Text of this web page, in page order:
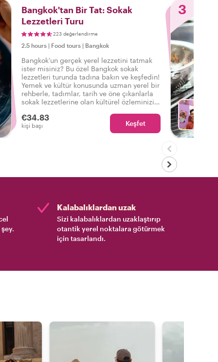
Bangkok'tan Bir Tat: Sokak
Lezzetleri Turu
223 değerlendirme
2.5 hours | Food tours | Bangkok
Bangkok'un gerçek yerel lezzetini tatmak
ister misiniz? Bu özel Bangkok sokak
lezzetleri turunda tadına bakın ve keşfedin!
Yemek ve kültür konusunda uzman yerel bir
rehberle, tadımlar, tarih ve öne çıkanlarla
sokak lezzetlerine olan kültürel özleminizi
€34.83
kişi başı Keşfet
3
Kalabalıklardan uzak
Sizi kalabalıklardan uzaklaştırıp
otantik yerel noktalara götürmek
için tasarlandı.